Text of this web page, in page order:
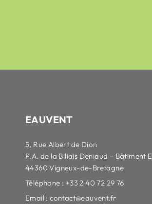
EAUVENT
5, Rue Albert de Dion
P.A. de la Biliais Deniaud – Bâtiment E
44360 Vigneux-de-Bretagne
Téléphone : +33 2 40 72 29 76
Email :contact@eauvent.fr